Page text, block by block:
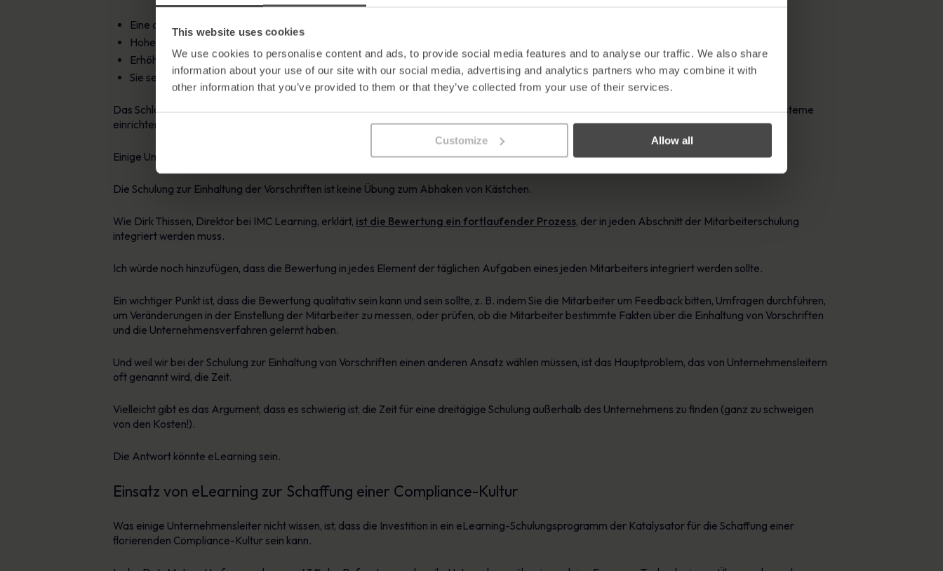
This website uses cookies
We use cookies to personalise content and ads, to provide social media features and to analyse our traffic. We also share
information about your use of our site with our social media, advertising and analytics partners who may combine it with
other information that you’ve provided to them or that they’ve collected from your use of their services.
Customize Allow all
Eine desinteressierte und selbstgefällige Belegschaft
Hohe Geldstrafen von Regulierungsbehörden
Erhöhte Anfälligkeit für Sicherheitsangriffe
Sie setzen Ihre Kunden (und deren persönliche Daten) einem Risiko aus
Das Schlagwort, das jetzt in der Debatte um Compliance-Schulungen auftaucht, ist „Evaluierung“. Einfach ausgedrückt: Unternehmen wollen Systeme
einrichten, mit denen sie messen können, ob ihre Compliance-Strategie effektiv ist oder nicht.
Einige Unternehmen sind der Meinung, dass sich die Wirksamkeit anhand der Abschlussquoten nachweisen lässt.
Die Schulung zur Einhaltung der Vorschriften ist keine Übung zum Abhaken von Kästchen.
Wie Dirk Thissen, Direktor bei IMC Learning, erklärt, ist die Bewertung ein fortlaufender Prozess, der in jeden Abschnitt der Mitarbeiterschulung
integriert werden muss.
Ich würde noch hinzufügen, dass die Bewertung in jedes Element der täglichen Aufgaben eines jeden Mitarbeiters integriert werden sollte.
Ein wichtiger Punkt ist, dass die Bewertung qualitativ sein kann und sein sollte, z. B. indem Sie die Mitarbeiter um Feedback bitten, Umfragen durchführen,
um Veränderungen in der Einstellung der Mitarbeiter zu messen, oder prüfen, ob die Mitarbeiter bestimmte Fakten über die Einhaltung von Vorschriften
und die Unternehmensverfahren gelernt haben.
Und weil wir bei der Schulung zur Einhaltung von Vorschriften einen anderen Ansatz wählen müssen, ist das Hauptproblem, das von Unternehmensleitern
oft genannt wird, die Zeit.
Vielleicht gibt es das Argument, dass es schwierig ist, die Zeit für eine dreitägige Schulung außerhalb des Unternehmens zu finden (ganz zu schweigen
von den Kosten!).
Die Antwort könnte eLearning sein.
Einsatz von eLearning zur Schaffung einer Compliance-Kultur
Was einige Unternehmensleiter nicht wissen, ist, dass die Investition in ein eLearning-Schulungsprogramm der Katalysator für die Schaffung einer
florierenden Compliance-Kultur sein kann.